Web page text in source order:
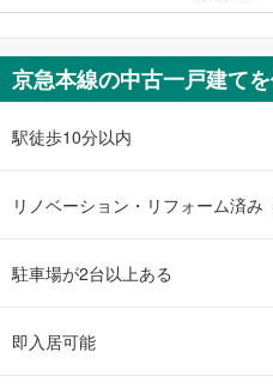
京急本線の中古一戸建て
駅徒歩10分以内
リノベーション・リフォーム済み
駐車場が2台以上ある
即入居可能